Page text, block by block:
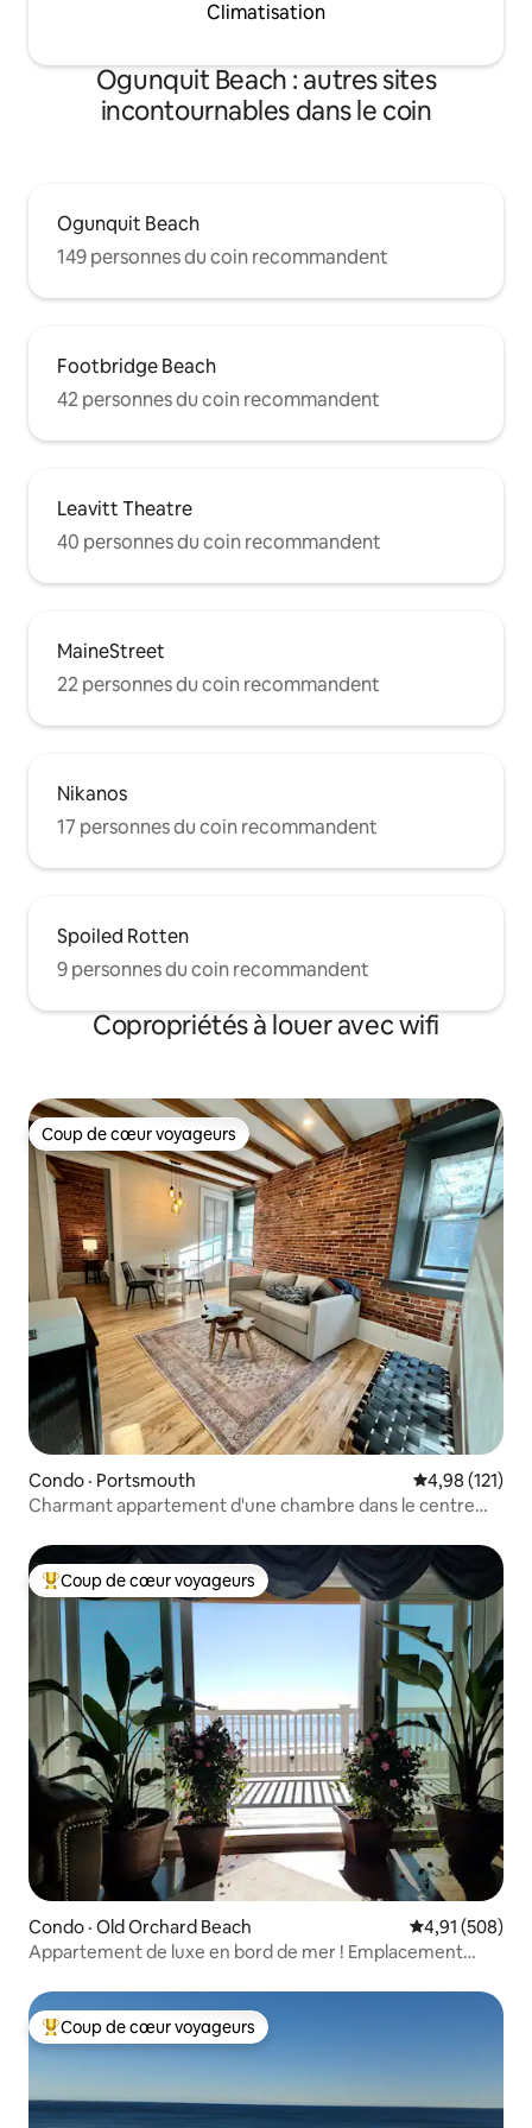
Climatisation
Ogunquit Beach : autres sites
incontournables dans le coin
Ogunquit Beach
149 personnes du coin recommandent
Footbridge Beach
42 personnes du coin recommandent
Leavitt Theatre
40 personnes du coin recommandent
MaineStreet
22 personnes du coin recommandent
Nikanos
17 personnes du coin recommandent
Spoiled Rotten
9 personnes du coin recommandent
Copropriétés à louer avec wifi
Coup de cœur voyageurs
Coup de cœur voyageurs
Condo · Portsmouth Note
4,98 (121)
Charmant appartement d'une chambre dans le centre
Coup de cœur voyageurs parmi les plus aimés
Coup de cœur voyageurs
Condo · Old Orchard Beach Note
4,91 (508)
Appartement de luxe en bord de mer ! Emplacement
Coup de cœur voyageurs parmi les plus aimés
Coup de cœur voyageurs